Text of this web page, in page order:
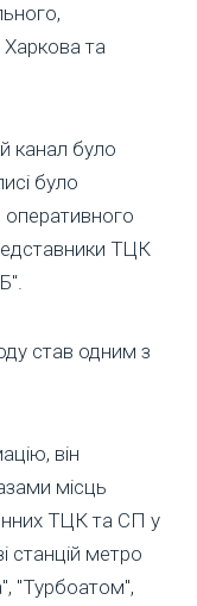
Харкова та
канал було
було
оперативного
ТЦК
став одним з
він
місць
ТЦК та СП у
станцій метро
"Турбоатом",